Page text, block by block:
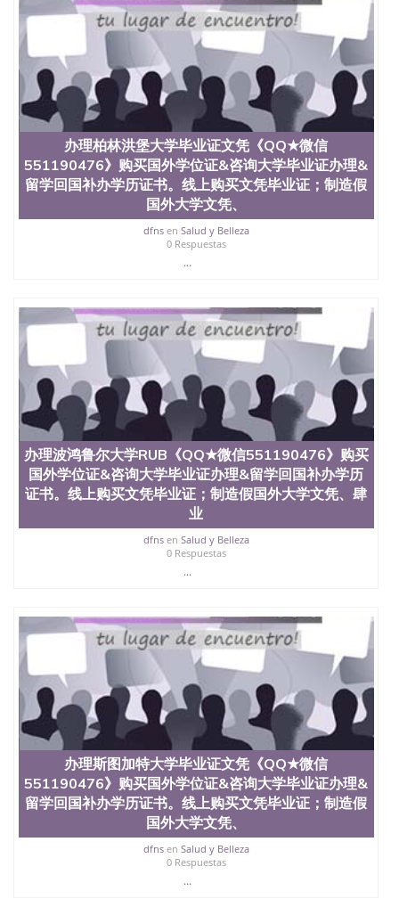
办理柏林洪堡大学毕业证文凭《QQ★微信
551190476》购买国外学位证&咨询大学毕业证办理&
留学回国补办学历证书。线上购买文凭毕业证；制造假
国外大学文凭、
dfnsen Salud y Belleza
0 Respuestas
...
办理波鸿鲁尔大学RUB《QQ★微信551190476》购买
国外学位证&咨询大学毕业证办理&留学回国补办学历
证书。线上购买文凭毕业证；制造假国外大学文凭、肆
业
dfnsen Salud y Belleza
0 Respuestas
...
办理斯图加特大学毕业证文凭《QQ★微信
551190476》购买国外学位证&咨询大学毕业证办理&
留学回国补办学历证书。线上购买文凭毕业证；制造假
国外大学文凭、
dfnsen Salud y Belleza
0 Respuestas
...